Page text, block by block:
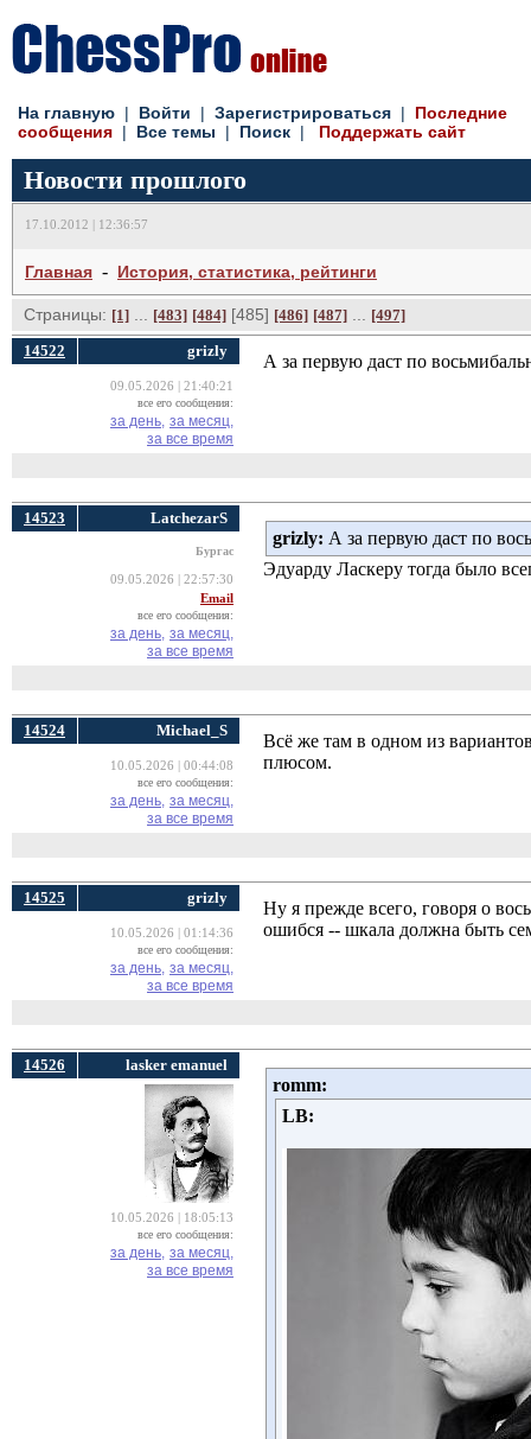
На главную | Войти | Зарегистрироваться | Последние
сообщения | Все темы | Поиск | Поддержать сайт
Новости прошлого
17.10.2012 | 12:36:57
Главная - История, статистика, рейтинги
Страницы: [1] [483] [484] [485] [486] [487]
[497]
14522
grizly
09.05.2026 | 21:40:21
все его сообщения:
за день, за месяц,
за все время
А за первую даст по
14523 LatchezarS
Бургас
09.05.2026 | 22:57:30
Email
все его сообщения:
за день, за месяц,
за все время
grizly: А за первую даст по
Эдуарду Ласкеру тогда было
14524 Michael_S
10.05.2026 | 00:44:08
все его сообщения:
за день, за месяц,
за все время
Всё же там в одном из
плюсом.
14525 grizly
10.05.2026 | 01:14:36
все его сообщения:
за день, за месяц,
за все время
Ну я прежде всего, говоря о
ошибся -- шкала должна быть
14526 lasker emanuel
10.05.2026 | 18:05:13
все его сообщения:
за день, за месяц,
за все время
romm:
LB: